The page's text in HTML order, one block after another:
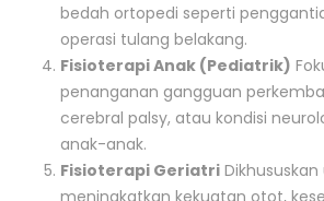
bedah ortopedi seperti
operasi tulang belakang.
Fisioterapi Anak (Pediatrik)
penanganan gangguan
cerebral palsy, atau kondisi
anak-anak.
Fisioterapi Geriatri
meningkatkan kekuatan otot,